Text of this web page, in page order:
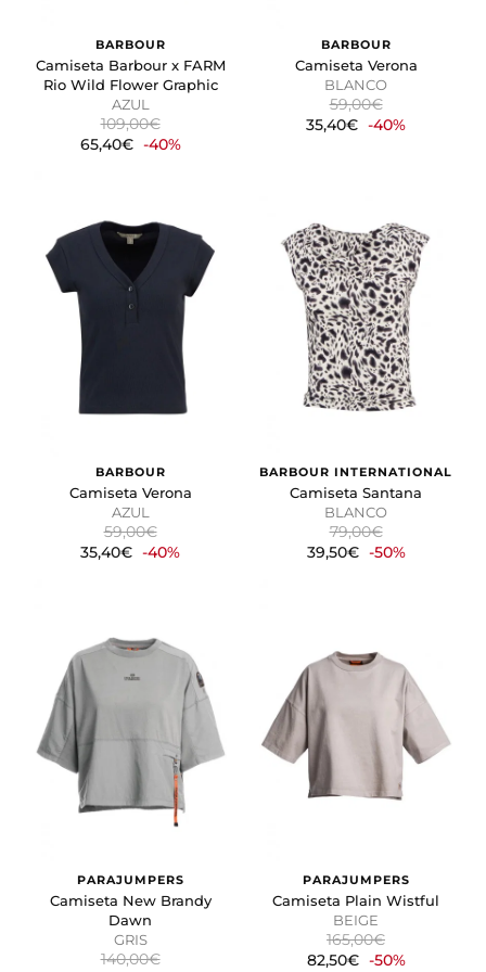
BARBOUR
Camiseta Barbour x FARM
Rio Wild Flower Graphic
AZUL
109,00€
65,40€ -40%
BARBOUR
Camiseta Verona
BLANCO
59,00€
35,40€ -40%
BARBOUR
Camiseta Verona
AZUL
59,00€
35,40€ -40%
BARBOUR INTERNATIONAL
Camiseta Santana
BLANCO
79,00€
39,50€ -50%
PARAJUMPERS
Camiseta New Brandy
Dawn
GRIS
140,00€
PARAJUMPERS
Camiseta Plain Wistful
BEIGE
165,00€
82,50€ -50%
GUARDAR CONFIGURACIÓN